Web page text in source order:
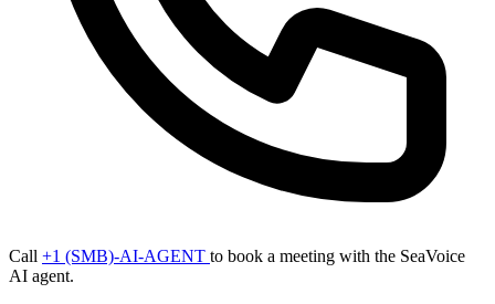
Call +1 (SMB)-AI-AGENT to book a meeting with the SeaVoice
AI agent.